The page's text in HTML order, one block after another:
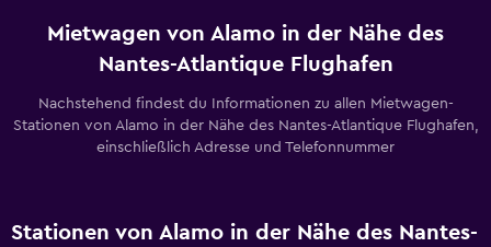
Mietwagen von Alamo in der Nähe des
Nantes-Atlantique Flughafen
Nachstehend findest du Informationen zu allen Mietwagen-
Stationen von Alamo in der Nähe des Nantes-Atlantique Flughafen,
einschließlich Adresse und Telefonnummer
Stationen von Alamo in der Nähe des Nantes-